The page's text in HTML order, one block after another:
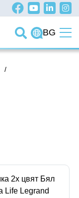
BG
/